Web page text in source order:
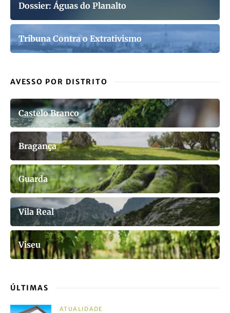
Dossier: Águas do Planalto
Tribuna Contra o Extrativismo
AVESSO POR DISTRITO
Castelo Branco
Bragança
Guarda
Vila Real
Viseu
ÚLTIMAS
ATUALIDADE